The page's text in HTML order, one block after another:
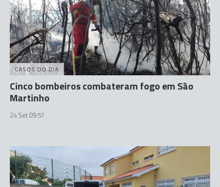
CASOS DO DIA
Cinco bombeiros combateram fogo em São
Martinho
24 Set 09:57